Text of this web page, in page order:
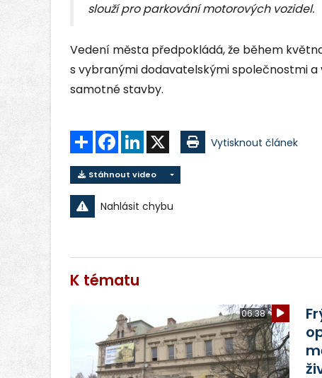
slouží pro parkování motorových vozidel.
Vedení města předpokládá, že během
s vybranými dodavatelskými společnostmi
samotné stavby.
Sdílet FacebookLinkedIn Vytisknout článek
Stáhnout video
Nahlásit chybu
K tématu
06:38